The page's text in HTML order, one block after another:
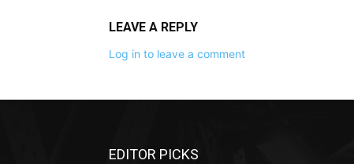
LEAVE A REPLY
Log in to leave a comment
EDITOR PICKS